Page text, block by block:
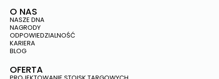
O NAS
NASZE DNA
NAGRODY
ODPOWIEDZIALNOŚĆ
KARIERA
BLOG
OFERTA